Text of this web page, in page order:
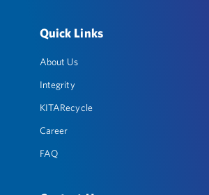
Quick Links
About Us
Integrity
KITARecycle
Career
FAQ